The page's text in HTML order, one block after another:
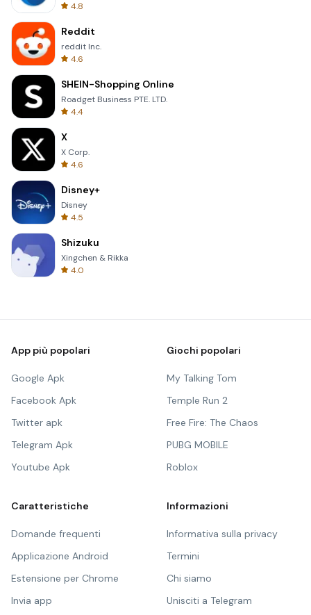
4.8
Reddit
reddit Inc.
4.6
SHEIN-Shopping Online
Roadget Business PTE. LTD.
4.4
X
X Corp.
4.6
Disney+
Disney
4.5
Shizuku
Xingchen & Rikka
4.0
App più popolari
Google Apk
Facebook Apk
Twitter apk
Telegram Apk
Youtube Apk
Giochi popolari
My Talking Tom
Temple Run 2
Free Fire: The Chaos
PUBG MOBILE
Roblox
Caratteristiche
Domande frequenti
Applicazione Android
Estensione per Chrome
Invia app
Informazioni
Informativa sulla privacy
Termini
Chi siamo
Unisciti a Telegram